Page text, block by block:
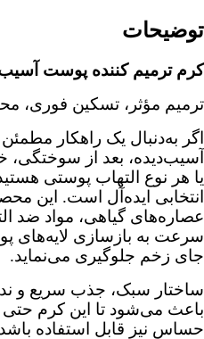
توضیحات
کرم ترمیم کننده پوست آسیب
ترمیم مؤثر، تسکین فوری،
اگر به‌دنبال یک راهکار
آسیب‌دیده، بعد از سوختگی،
یا هر نوع التهاب پوستی
انتخابی ایده‌آل است. این
عصاره‌های گیاهی، مواد ضد
سرعت به بازسازی لایه‌های
جای زخم جلوگیری می‌نماید.
ساختار سبک، جذب سریع و
باعث می‌شود تا این کرم
حساس نیز قابل استفاده